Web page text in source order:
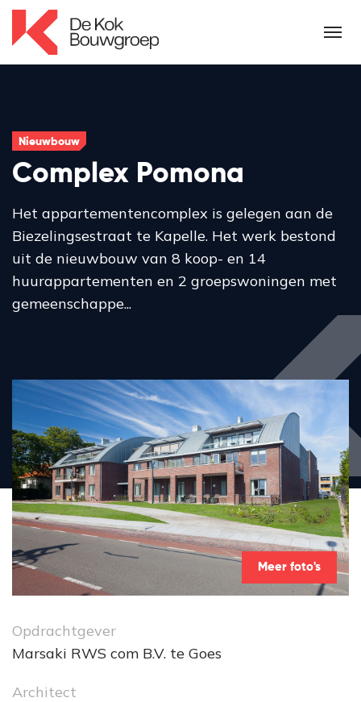
Nieuwbouw
Complex Pomona
Het appartementencomplex is gelegen aan de
Biezelingsestraat te Kapelle. Het werk bestond
uit de nieuwbouw van 8 koop- en 14
huurappartementen en 2 groepswoningen met
gemeenschappe...
Meer foto's
Opdrachtgever
Marsaki RWS com B.V. te Goes
Architect